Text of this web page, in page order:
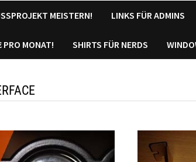
MEISTERN! LINKS FÜR ADMINS
PRO MONAT! SHIRTS FÜR NERDS